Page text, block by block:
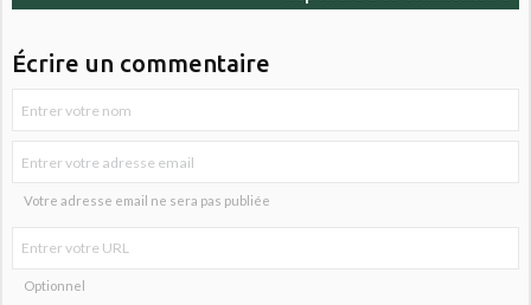
Écrire un commentaire
Votre adresse email ne sera pas publiée
Optionnel